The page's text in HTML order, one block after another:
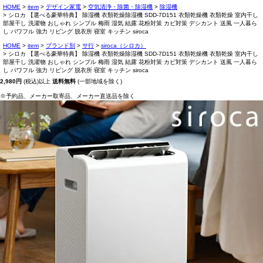
HOME item デザイン家電 空気清浄・除菌・除湿機
除湿機
シロカ 【選べる豪華特典】 除湿機 衣類乾燥除湿機 SDD-7D151 衣類乾燥機 衣類乾燥 室内干し
部屋干し 洗濯物 おしゃれ シンプル 梅雨 湿気 結露 花粉対策 カビ対策 デシカント 送風 一人暮ら
し パワフル 強力 リビング 脱衣所 寝室 キッチン siroca
HOME item ブランド別 サ行
siroca（シロカ）
シロカ 【選べる豪華特典】 除湿機 衣類乾燥除湿機 SDD-7D151 衣類乾燥機 衣類乾燥 室内干し
部屋干し 洗濯物 おしゃれ シンプル 梅雨 湿気 結露 花粉対策 カビ対策 デシカント 送風 一人暮ら
し パワフル 強力 リビング 脱衣所 寝室 キッチン siroca
2,980円 (税込)以上 送料無料 (一部地域を除く)
※予約品、メーカー取寄品、メーカー直送品を除く